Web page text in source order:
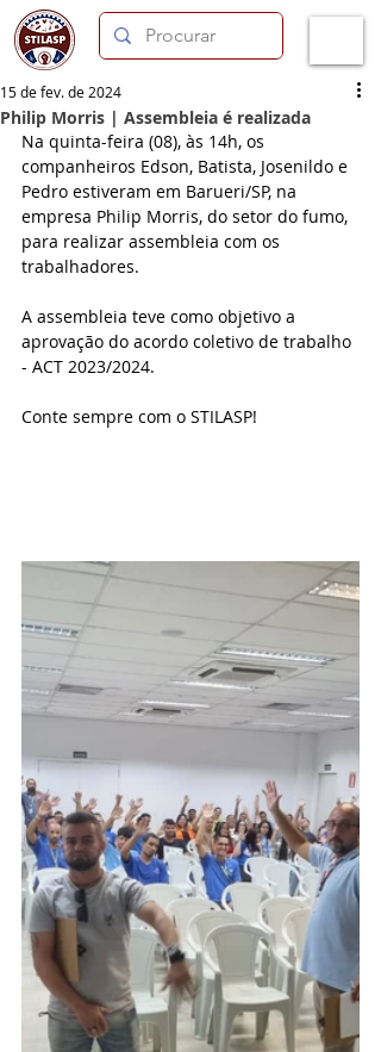
Philip Morris | Assembleia é realizada
15 de fev. de 2024
Na quinta-feira (08), às 14h, os
companheiros Edson, Batista, Josenildo e
Pedro estiveram em Barueri/SP, na
empresa Philip Morris, do setor do fumo,
para realizar assembleia com os
trabalhadores.
A assembleia teve como objetivo a
aprovação do acordo coletivo de trabalho
- ACT 2023/2024.
Conte sempre com o STILASP!